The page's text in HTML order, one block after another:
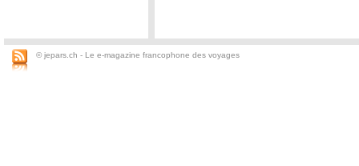
© jepars.ch - Le e-magazine francophone des voyages